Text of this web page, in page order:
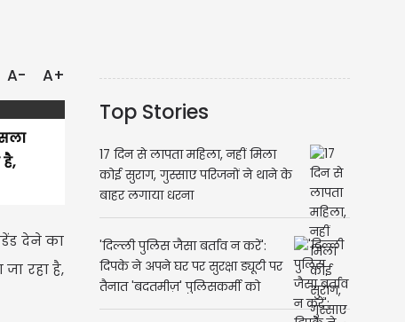
A- A+
देने का
रहा है,
Top Stories
17 दिन से लापता महिला, नहीं मिला
कोई सुराग, गुस्साए परिजनों ने थाने के
बाहर लगाया धरना
'दिल्ली पुलिस जैसा बर्ताव न करें':
दिपके ने अपने घर पर सुरक्षा ड्यूटी पर
तैनात 'बदतमीज़' पुलिसकर्मी को
हटाने की मांग की